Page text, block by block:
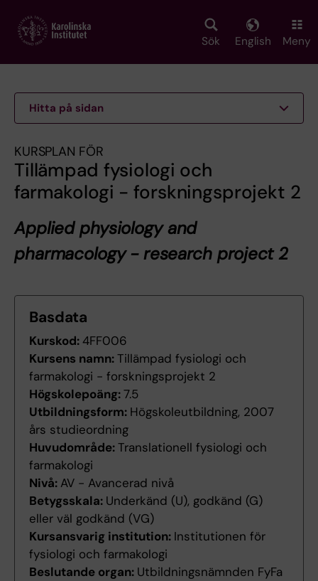
main
Sök English Meny
Hitta på sidan
KURSPLAN FÖR
Tillämpad fysiologi och
farmakologi - forskningsprojekt 2
Applied physiology and
pharmacology - research project 2
Basdata
Kurskod:4FF006
Kursens namn:Tillämpad fysiologi och
farmakologi - forskningsprojekt 2
Högskolepoäng:7.5
Utbildningsform: Högskoleutbildning, 2007
års studieordning
Huvudområde:Translationell fysiologi och
farmakologi
Nivå: AV - Avancerad nivå
Betygsskala: Underkänd (U), godkänd (G)
eller väl godkänd (VG)
Kursansvarig institution: Institutionen för
fysiologi och farmakologi
Beslutande organ: Utbildningsnämnden FyFa